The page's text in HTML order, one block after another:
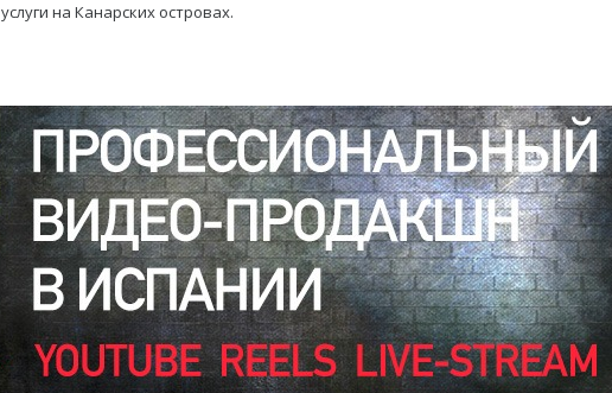
услуги на Канарских островах.